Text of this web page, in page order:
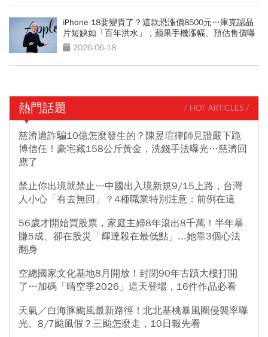
iPhone 18要變貴了？這款恐漲價8500元…庫克認晶
片短缺如「百年洪水」，蘋果手機漲幅、預估售價曝
光 2026-06-18
熱門話題 / HOT ARTICLES /
慈濟遭詐騙10億怎麼發生的？陳昱瑄律師見證嚴下跪
博信任！豪宅藏158公斤黃金，洗錢手法曝光…慈濟回
應了
禁止你出境就禁止…中國出入境新規9/15上路，台灣
人小心「有去無回」？4種職業特別注意：前例在這
56歲才開始買股票，家庭主婦8年滾出8千萬！半年暴
賺5成、卻在股災「輝達殺在最低點」...她靠3個心法
翻身
空總國家文化基地8月開放！封閉90年古蹟大樓打開
了…加碼「晴空季2026」這天登場，16件作品必看
天氣／白海豚颱風最新路徑！北北基桃暴風圈侵襲率曝
光、8/7颱風假？三颱怎麼走，10日報先看